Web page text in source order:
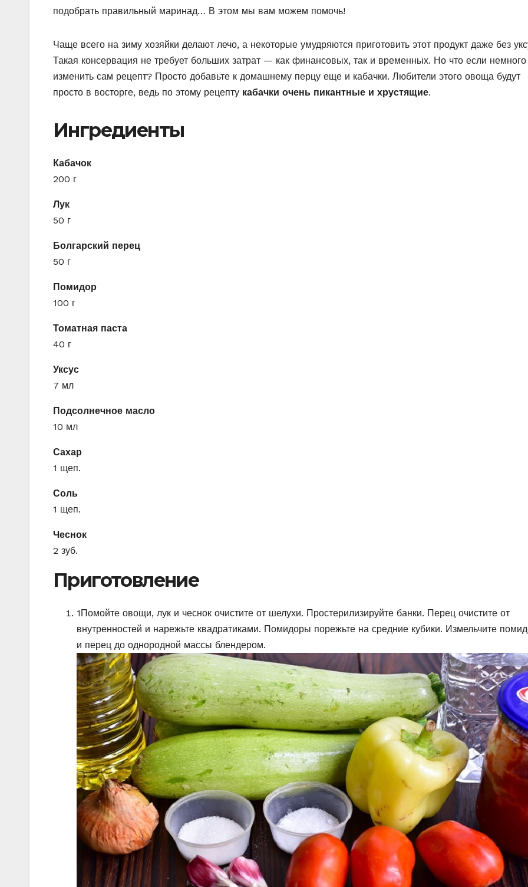
подобрать правильный маринад… В этом мы вам можем помочь!
Чаще всего на зиму хозяйки делают лечо, а некоторые умудряются приготовить этот продукт даже без
Такая консервация не требует больших затрат — как финансовых, так и временных. Но что если немного
изменить сам рецепт? Просто добавьте к домашнему перцу еще и кабачки. Любители этого овоща будут
просто в восторге, ведь по этому рецепту кабачки очень пикантные и хрустящие.
Ингредиенты
Кабачок
200 г
Лук
50 г
Болгарский перец
50 г
Помидор
100 г
Томатная паста
40 г
Уксус
7 мл
Подсолнечное масло
10 мл
Сахар
1 щеп.
Соль
1 щеп.
Чеснок
2 зуб.
Приготовление
1 Помойте овощи, лук и чеснок очистите от шелухи. Простерилизируйте банки. Перец очистите от
внутренностей и нарежьте квадратиками. Помидоры порежьте на средние кубики. Измельчите
и перец до однородной массы блендером.